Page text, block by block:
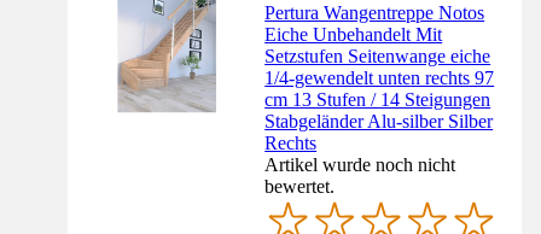
Pertura Wangentreppe Notos
Eiche Unbehandelt Mit
Setzstufen Seitenwange eiche
1/4-gewendelt unten rechts 97
cm 13 Stufen / 14 Steigungen
Stabgeländer Alu-silber Silber
Rechts
Artikel wurde noch nicht
bewertet.